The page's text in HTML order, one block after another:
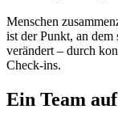
Menschen
ist der Punkt, an
verändert – durch
Check-ins.
Ein Team